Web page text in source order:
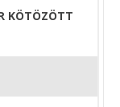
KÖTÖZÖTT